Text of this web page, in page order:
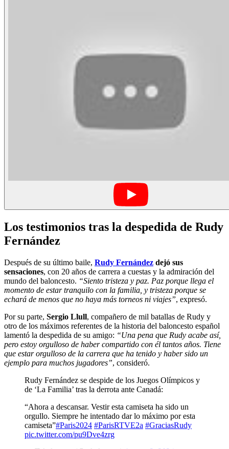
Los testimonios tras la despedida de Rudy
Fernández
Después de su último baile, Rudy Fernández dejó sus
sensaciones, con 20 años de carrera a cuestas y la admiración del
mundo del baloncesto. “Siento tristeza y paz. Paz porque llega el
momento de estar tranquilo con la familia, y tristeza porque se
echará de menos que no haya más torneos ni viajes”, expresó.
Por su parte, Sergio Llull, compañero de mil batallas de Rudy y
otro de los máximos referentes de la historia del baloncesto español
lamentó la despedida de su amigo: “Una pena que Rudy acabe así,
pero estoy orgulloso de haber compartido con él tantos años. Tiene
que estar orgulloso de la carrera que ha tenido y haber sido un
ejemplo para muchos jugadores”, consideró.
Rudy Fernández se despide de los Juegos Olímpicos y
de ‘La Familia’ tras la derrota ante Canadá:
“Ahora a descansar. Vestir esta camiseta ha sido un
orgullo. Siempre he intentado dar lo máximo por esta
camiseta”#Paris2024 #ParisRTVE2a #GraciasRudy
pic.twitter.com/pu9Dve4zrg